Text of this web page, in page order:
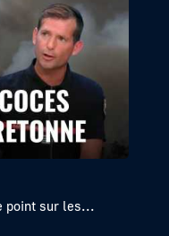
point sur les...